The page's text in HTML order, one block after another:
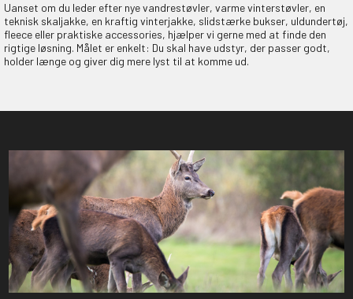
Uanset om du leder efter nye vandrestøvler, varme vinterstøvler, en
teknisk skaljakke, en kraftig vinterjakke, slidstærke bukser, uldundertøj,
fleece eller praktiske accessories, hjælper vi gerne med at finde den
rigtige løsning. Målet er enkelt: Du skal have udstyr, der passer godt,
holder længe og giver dig mere lyst til at komme ud.